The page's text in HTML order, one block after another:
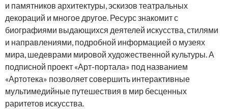
и памятников архитектуры, эскизов театральных
декораций и многое другое. Ресурс знакомит с
биографиями выдающихся деятелей искусства, стилями
и направлениями, подробной информацией о музеях
мира, шедеврами мировой художественной культуры. А
подписной проект «Арт-портала» под названием
«Артотека» позволяет совершить интерактивные
мультимедийные путешествия в мир бесценных
раритетов искусства.